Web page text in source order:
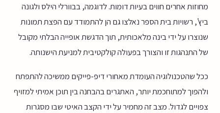
מחוזות אחרים חווים בעיות דומות. לדוגמה, בבוורלי הילס ולגונה
ביץ', רשויות בית הספר נאלצו גם הן להתמודד עם הפצת תמונות
שנוצרו על ידי בינה מלאכותית, תוך הדגשת אופייה הבלתי מקובל
של התנהגות זו והצורך בפעולה קולקטיבית למניעת הישנותה.
ככל שהטכנולוגיה העומדת מאחורי דיפ-פייקים ממשיכה להתפתח
ולהפוך למתוחכמת יותר, האתגרים בהבחנה בין תוכן אמיתי למזויף
צפויים לגדול. מצב זה מחמיר על ידי הקצב האיטי שבו מסגרות